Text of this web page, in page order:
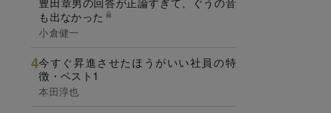
も出なかった
小倉健一
今すぐ昇進させたほうがいい社員の特
徴・ベスト1
本田淳也